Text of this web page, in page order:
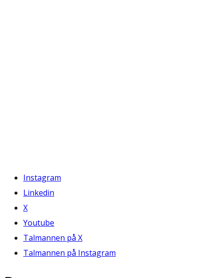
Instagram
Linkedin
X
Youtube
Talmannen på X
Talmannen på Instagram